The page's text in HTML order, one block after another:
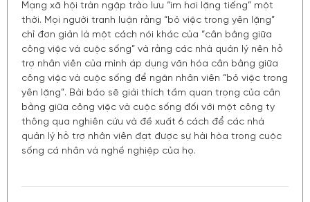
Mạng xã hội tràn ngập trào lưu “im hơi lặng tiếng” một
thời. Mọi người tranh luận rằng “bỏ việc trong yên lặng”
chỉ đơn giản là một cách nói khác của “cân bằng giữa
công việc và cuộc sống” và rằng các nhà quản lý nên hỗ
trợ nhân viên của mình áp dụng văn hóa cân bằng giữa
công việc và cuộc sống để ngăn nhân viên “bỏ việc trong
yên lặng”. Bài báo sẽ giải thích tầm quan trọng của cân
bằng giữa công việc và cuộc sống đối với một công ty
thông qua nghiên cứu và đề xuất 6 cách để các nhà
quản lý hỗ trợ nhân viên đạt được sự hài hòa trong cuộc
sống cá nhân và nghề nghiệp của họ.